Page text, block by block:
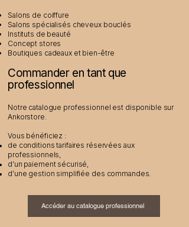
Salons de coiffure
Salons spécialisés cheveux bouclés
Instituts de beauté
Concept stores
Boutiques cadeaux et bien-être
Commander en tant que
professionnel
Notre catalogue professionnel est disponible sur
Ankorstore.
Vous bénéficiez :
de conditions tarifaires réservées aux
professionnels,
d’un paiement sécurisé,
d’une gestion simplifiée des commandes.
Accéder au catalogue professionnel